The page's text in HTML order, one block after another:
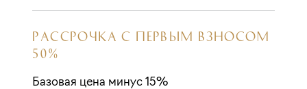
РАССРОЧКА С ПЕРВЫМ ВЗНОСОМ
50%
Базовая цена минус 15%